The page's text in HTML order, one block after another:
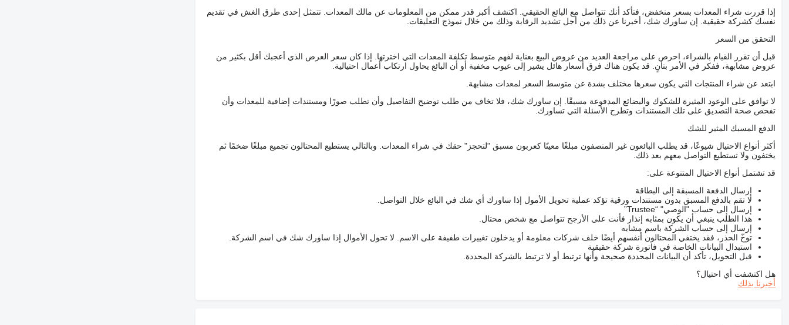
إذا قررت شراء المعدات بسعر منخفض، فتأكد أنك تتواصل مع البائع الحقيقي. اكتشف أكبر قدر ممكن من المعلومات عن مالك المعدات. تتمثل إحدى طرق الغش في تقديم
نفسك كشركة حقيقية. إن ساورك شك، أخبرنا عن ذلك من أجل تشديد الرقابة وذلك من خلال نموذج التعليقات.
التحقق من السعر
قبل أن تقرر القيام بالشراء، احرص على مراجعة العديد من عروض البيع بعناية لفهم متوسط تكلفة المعدات التي اخترتها. إذا كان سعر العرض الذي أعجبك أقل بكثير من
عروض مشابهة، ففكر في الأمر بتأنٍ. قد يكون هناك فرق أسعار هائل يشير إلى عيوب مخفية أو أن البائع يحاول ارتكاب أعمال احتيالية.
ابتعد عن شراء المنتجات التي يكون سعرها مختلف بشدة عن متوسط السعر لمعدات مشابهة.
لا توافق على الوعود المثيرة للشكوك والبضائع المدفوعة مسبقًا. إن ساورك شك، فلا تخاف من طلب توضيح التفاصيل وأن تطلب صورًا ومستندات إضافية للمعدات وأن
تفحص صحة التصديق على تلك المستندات وتطرح الأسئلة التي تساورك.
الدفع المسبك المثير للشك
أكثر أنواع الاحتيال شيوعًا، قد يطلب البائعون غير المنصفون مبلغًا معينًا كعربون مسبق "لتحجز" حقك في شراء المعدات. وبالتالي يستطيع المحتالون تجميع مبلغًا ضخمًا ثم
يختفون ولا تستطيع التواصل معهم بعد ذلك.
قد تشتمل أنواع الاحتيال المتنوعة على:
إرسال الدفعة المسبقة إلى البطاقة
لا تقم بالدفع المسبق بدون مستندات ورقية تؤكد عملية تحويل الأمول إذا ساورك أي شك في البائع خلال التواصل.
إرسال إلى حساب "الوصي" “Trustee”
هذا الطلب ينبغي أن يكون بمثابه إنذار فأنت على الأرجح تتواصل مع شخص محتال.
إرسال إلى حساب الشركة باسم مشابه
توخّ الحذر، فقد يختفي المحتالون أنفسهم أيضًا خلف شركات معلومة أو يدخلون تغييرات طفيفة على الاسم. لا تحول الأموال إذا ساورك شك في اسم الشركة.
استبدال البيانات الخاصة في فاتورة شركة حقيقية
قبل التحويل، تأكد أن البيانات المحددة صحيحة وأنها ترتبط أو لا ترتبط بالشركة المحددة.
هل اكتشفت أي احتيال؟
أخبرنا بذلك